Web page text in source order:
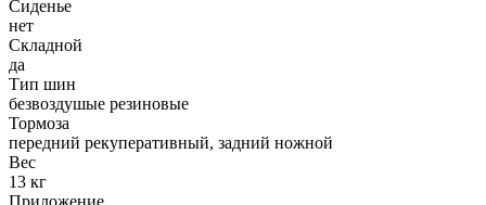
Сиденье
нет
Складной
да
Тип шин
безвоздушые резиновые
Тормоза
передний рекуперативный, задний ножной
Вес
13 кг
Приложение